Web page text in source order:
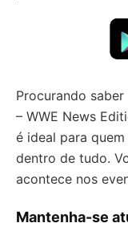
Procurando
– WWE News
é ideal para
dentro de tudo.
acontece nos
Mantenha-se